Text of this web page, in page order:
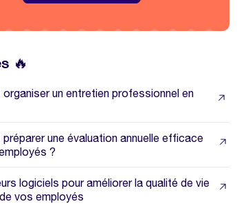
🔥
organiser un entretien professionnel en
une évaluation annuelle efficace
?
logiciels pour améliorer la qualité de vie
vos employés